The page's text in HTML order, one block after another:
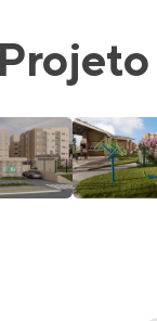
Projeto